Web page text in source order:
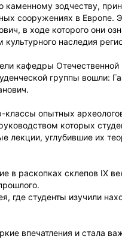
каменному зодчеству,
сооружениях в Европе.
в ходе которого они
наследия
кафедры
группы вошли:
опытных
которых
лекции, углубившие их
в раскопках склепов IX
где студенты изучили
впечатления и стала